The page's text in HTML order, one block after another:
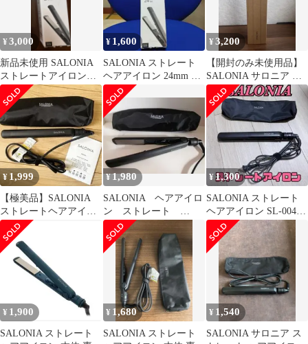
¥3,000
新品未使用 SALONIA
ストレートアイロン
24mm BLACK ブラック
¥ 1,600
SALONIA ストレート
ヘアアイロン 24mm ブ
ラック SL-004S
¥3,200
【開封のみ未使用品】
SALONIA サロニア ス
トレートヘアアイロン
24mm
¥ 1,999
【極美品】SALONIA
ストレートヘアアイロ
ン SL-004S ブラック
¥1,980
SALONIA ヘアアイロ
ン ストレート
SL004S 24mm
¥1,300
SALONIA ストレート
ヘアアイロン SL-004S
本体
¥ 1,900
SALONIA ストレート
¥ 1,680
SALONIA ストレート
¥ 1,540
SALONIA サロニア ス